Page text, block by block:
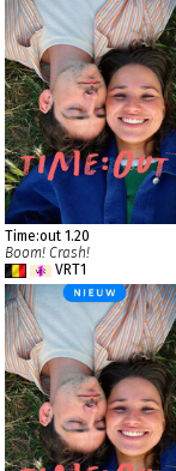
Time:out 1.20
Boom! Crash!
VRT1